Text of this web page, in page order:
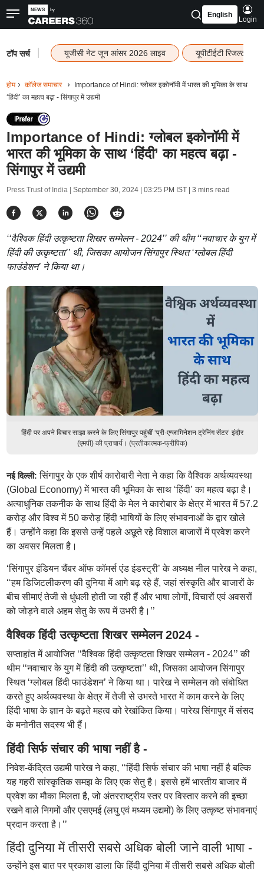
English
Login
टॉप सर्च यूजीसी नेट जून आंसर 2026 लाइव यूपीटीईटी रिजल्ट
होम कॉलेज समाचार
Importance of Hindi: ग्लोबल इकोनॉमी में भारत की भूमिका के साथ
‘हिंदी’ का महत्व बढ़ा - सिंगापुर में उद्यमी
Importance of Hindi: ग्लोबल इकोनॉमी में
भारत की भूमिका के साथ ‘हिंदी’ का महत्व बढ़ा -
सिंगापुर में उद्यमी
Press Trust of India | September 30, 2024 | 03:25 PM IST| 3 mins read
‘‘वैश्विक हिंदी उत्कृष्टता शिखर सम्मेलन - 2024’’ की थीम ‘‘नवाचार के युग में
हिंदी की उत्कृष्टता’’ थी, जिसका आयोजन सिंगापुर स्थित ‘ग्लोबल हिंदी
फाउंडेशन’ ने किया था।
हिंदी पर अपने विचार साझा करने के लिए सिंगापुर पहुंचीं ‘प्री-एग्जामिनेशन ट्रेनिंग सेंटर’ इंदौर
(एमपी) की प्राचार्य। (प्रतीकात्मक-फ्रीपिक)
नई दिल्ली:सिंगापुर के एक शीर्ष कारोबारी नेता ने कहा कि वैश्विक अर्थव्यवस्था
(Global Economy) में भारत की भूमिका के साथ ‘हिंदी’ का महत्व बढ़ा है।
अत्याधुनिक तकनीक के साथ हिंदी के मेल ने कारोबार के क्षेत्र में भारत में 57.2
करोड़ और विश्व में 50 करोड़ हिंदी भाषियों के लिए संभावनाओं के द्वार खोले
हैं। उन्होंने कहा कि इससे उन्हें पहले अछूते रहे विशाल बाजारों में प्रवेश करने
का अवसर मिलता है।
‘सिंगापुर इंडियन चैंबर ऑफ कॉमर्स एंड इंडस्ट्री’ के अध्यक्ष नील पारेख ने कहा,
‘‘हम डिजिटलीकरण की दुनिया में आगे बढ़ रहे हैं, जहां संस्कृति और बाजारों के
बीच सीमाएं तेजी से धुंधली होती जा रही हैं और भाषा लोगों, विचारों एवं अवसरों
को जोड़ने वाले अहम सेतु के रूप में उभरी है।’’
वैश्विक हिंदी उत्कृष्टता शिखर सम्मेलन 2024 -
सप्ताहांत में आयोजित ‘‘वैश्विक हिंदी उत्कृष्टता शिखर सम्मेलन - 2024’’ की
थीम ‘‘नवाचार के युग में हिंदी की उत्कृष्टता’’ थी, जिसका आयोजन सिंगापुर
स्थित ‘ग्लोबल हिंदी फाउंडेशन’ ने किया था। पारेख ने सम्मेलन को संबोधित
करते हुए अर्थव्यवस्था के क्षेत्र में तेजी से उभरते भारत में काम करने के लिए
हिंदी भाषा के ज्ञान के बढ़ते महत्व को रेखांकित किया। पारेख सिंगापुर में संसद
के मनोनीत सदस्य भी हैं।
हिंदी सिर्फ संचार की भाषा नहीं है -
निवेश-केंद्रित उद्यमी पारेख ने कहा, ‘‘हिंदी सिर्फ संचार की भाषा नहीं है बल्कि
यह गहरी सांस्कृतिक समझ के लिए एक सेतु है। इससे हमें भारतीय बाजार में
प्रवेश का मौका मिलता है, जो अंतरराष्ट्रीय स्तर पर विस्तार करने की इच्छा
रखने वाले निगमों और एसएमई (लघु एवं मध्यम उद्यमों) के लिए उत्कृष्ट संभावनाएं
प्रदान करता है।’’
हिंदी दुनिया में तीसरी सबसे अधिक बोली जाने वाली भाषा -
उन्होंने इस बात पर प्रकाश डाला कि हिंदी दुनिया में तीसरी सबसे अधिक बोली